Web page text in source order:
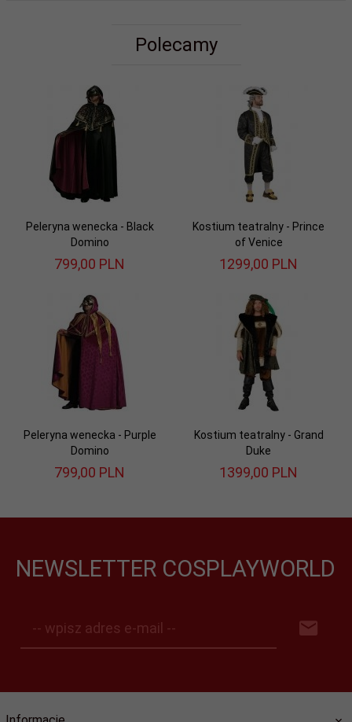
Polecamy
Peleryna wenecka - Black
Domino
799,00 PLN
Kostium teatralny - Prince
of Venice
1299,00 PLN
Peleryna wenecka - Purple
Domino
799,00 PLN
Kostium teatralny - Grand
Duke
1399,00 PLN
NEWSLETTER COSPLAYWORLD
-- wpisz adres e-mail --